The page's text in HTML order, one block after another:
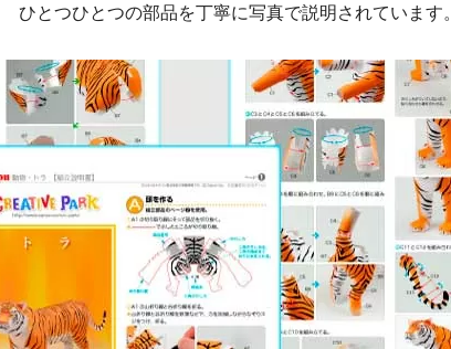
ひとつひとつの部品を丁寧に写真で説明されています。